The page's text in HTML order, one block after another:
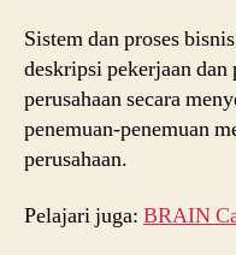
Sistem dan proses
deskripsi pekerjaan dan
perusahaan secara
penemuan-penemuan
perusahaan.
Pelajari juga: BRAIN